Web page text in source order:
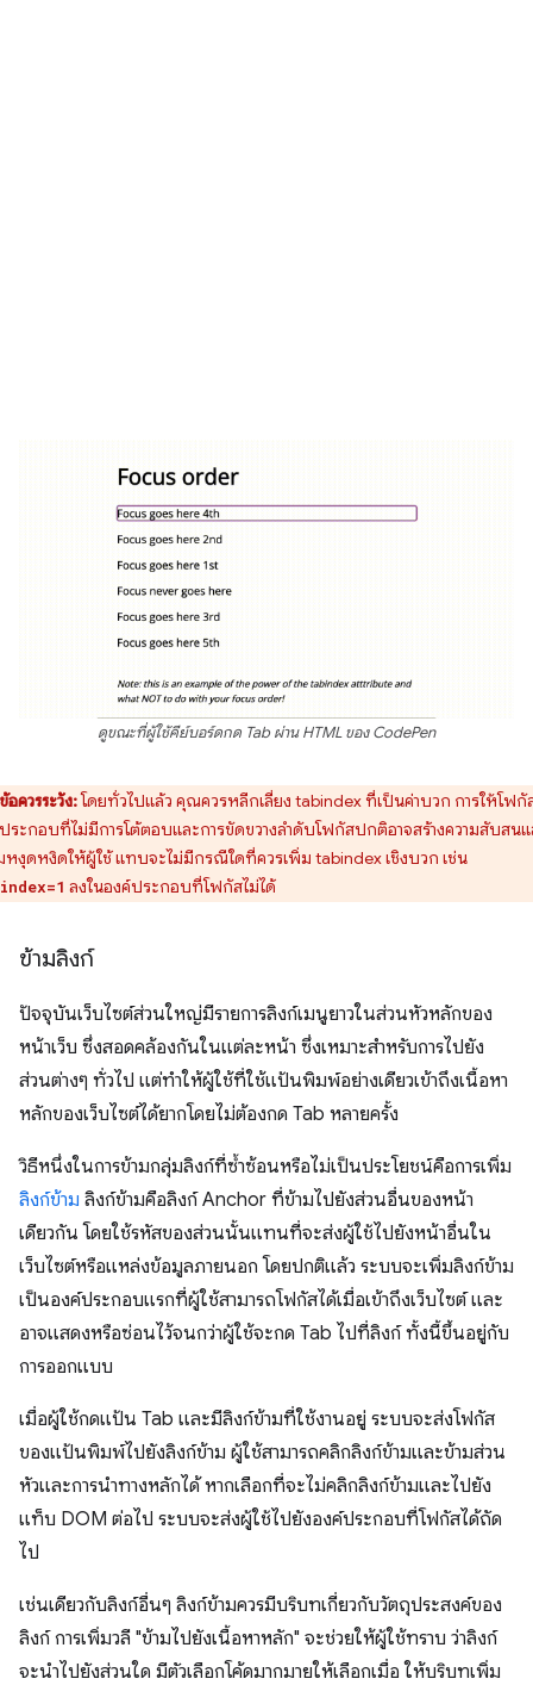
ดูขณะที่ผู้ใช้คีย์บอร์ดกด Tab ผ่าน HTML ของ CodePen
ข้อควรระวัง:โดยทั่วไปแล้ว คุณควรหลีกเลี่ยง tabindex ที่เป็นค่าบวก การให้โฟ
ระกอบที่ไม่มีการโต้ตอบและการขัดขวางลำดับโฟกัสปกติอาจสร้างความสับสน
หงุดหงิดให้ผู้ใช้ แทบจะไม่มีกรณีใดที่ควรเพิ่ม tabindex เชิงบวก เช่น
ลงในองค์ประกอบที่โฟกัสไม่ได้
ข้ามลิงก์
ปัจจุบันเว็บไซต์ส่วนใหญ่มีรายการลิงก์เมนูยาวในส่วนหัวหลักของ
หน้าเว็บ ซึ่งสอดคล้องกันในแต่ละหน้า ซึ่งเหมาะสําหรับการไปยัง
ส่วนต่างๆ ทั่วไป แต่ทําให้ผู้ใช้ที่ใช้แป้นพิมพ์อย่างเดียวเข้าถึงเนื้อหา
หลักของเว็บไซต์ได้ยากโดยไม่ต้องกด Tab หลายครั้ง
วิธีหนึ่งในการข้ามกลุ่มลิงก์ที่ซ้ำซ้อนหรือไม่เป็นประโยชน์คือการเพิ่ม
ลิงก์ข้าม ลิงก์ข้ามคือลิงก์ Anchor ที่ข้ามไปยังส่วนอื่นของหน้า
เดียวกัน โดยใช้รหัสของส่วนนั้นแทนที่จะส่งผู้ใช้ไปยังหน้าอื่นใน
เว็บไซต์หรือแหล่งข้อมูลภายนอก โดยปกติแล้ว ระบบจะเพิ่มลิงก์ข้าม
เป็นองค์ประกอบแรกที่ผู้ใช้สามารถโฟกัสได้เมื่อเข้าถึงเว็บไซต์ และ
อาจแสดงหรือซ่อนไว้จนกว่าผู้ใช้จะกด Tab ไปที่ลิงก์ ทั้งนี้ขึ้นอยู่กับ
การออกแบบ
เมื่อผู้ใช้กดแป้น Tab และมีลิงก์ข้ามที่ใช้งานอยู่ ระบบจะส่งโฟกัส
ของแป้นพิมพ์ไปยังลิงก์ข้าม ผู้ใช้สามารถคลิกลิงก์ข้ามและข้ามส่วน
หัวและการนำทางหลักได้ หากเลือกที่จะไม่คลิกลิงก์ข้ามและไปยัง
แท็บ DOM ต่อไป ระบบจะส่งผู้ใช้ไปยังองค์ประกอบที่โฟกัสได้ถัด
ไป
เช่นเดียวกับลิงก์อื่นๆ ลิงก์ข้ามควรมีบริบทเกี่ยวกับวัตถุประสงค์ของ
ลิงก์ การเพิ่มวลี "ข้ามไปยังเนื้อหาหลัก" จะช่วยให้ผู้ใช้ทราบ ว่าลิงก์
จะนำไปยังส่วนใด มีตัวเลือกโค้ดมากมายให้เลือกเมื่อ ให้บริบทเพิ่ม